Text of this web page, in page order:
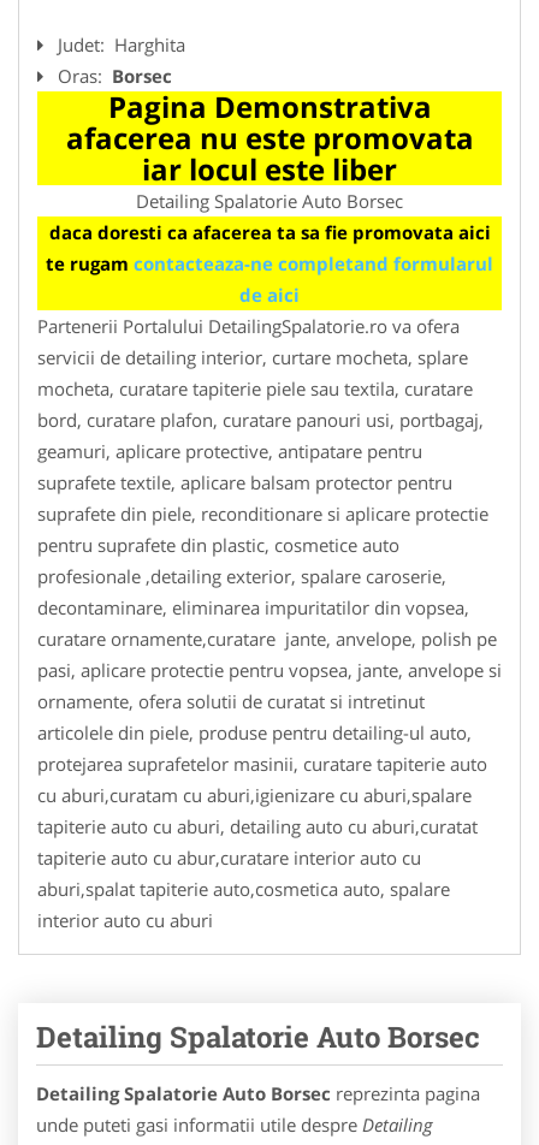
Judet: Harghita
Oras: Borsec
Pagina Demonstrativa
afacerea nu este promovata
iar locul este liber
Detailing Spalatorie Auto Borsec
daca doresti ca afacerea ta sa fie promovata aici
te rugam contacteaza-ne completand formularul
de aici
Partenerii Portalului DetailingSpalatorie.ro va ofera
servicii de detailing interior, curtare mocheta, splare
mocheta, curatare tapiterie piele sau textila, curatare
bord, curatare plafon, curatare panouri usi, portbagaj,
geamuri, aplicare protective, antipatare pentru
suprafete textile, aplicare balsam protector pentru
suprafete din piele, reconditionare si aplicare protectie
pentru suprafete din plastic, cosmetice auto
profesionale ,detailing exterior, spalare caroserie,
decontaminare, eliminarea impuritatilor din vopsea,
curatare ornamente,curatare jante, anvelope, polish pe
pasi, aplicare protectie pentru vopsea, jante, anvelope si
ornamente, ofera solutii de curatat si intretinut
articolele din piele, produse pentru detailing-ul auto,
protejarea suprafetelor masinii, curatare tapiterie auto
cu aburi,curatam cu aburi,igienizare cu aburi,spalare
tapiterie auto cu aburi, detailing auto cu aburi,curatat
tapiterie auto cu abur,curatare interior auto cu
aburi,spalat tapiterie auto,cosmetica auto, spalare
interior auto cu aburi
Detailing Spalatorie Auto Borsec
Detailing Spalatorie Auto Borsec reprezinta pagina
unde puteti gasi informatii utile despre Detailing